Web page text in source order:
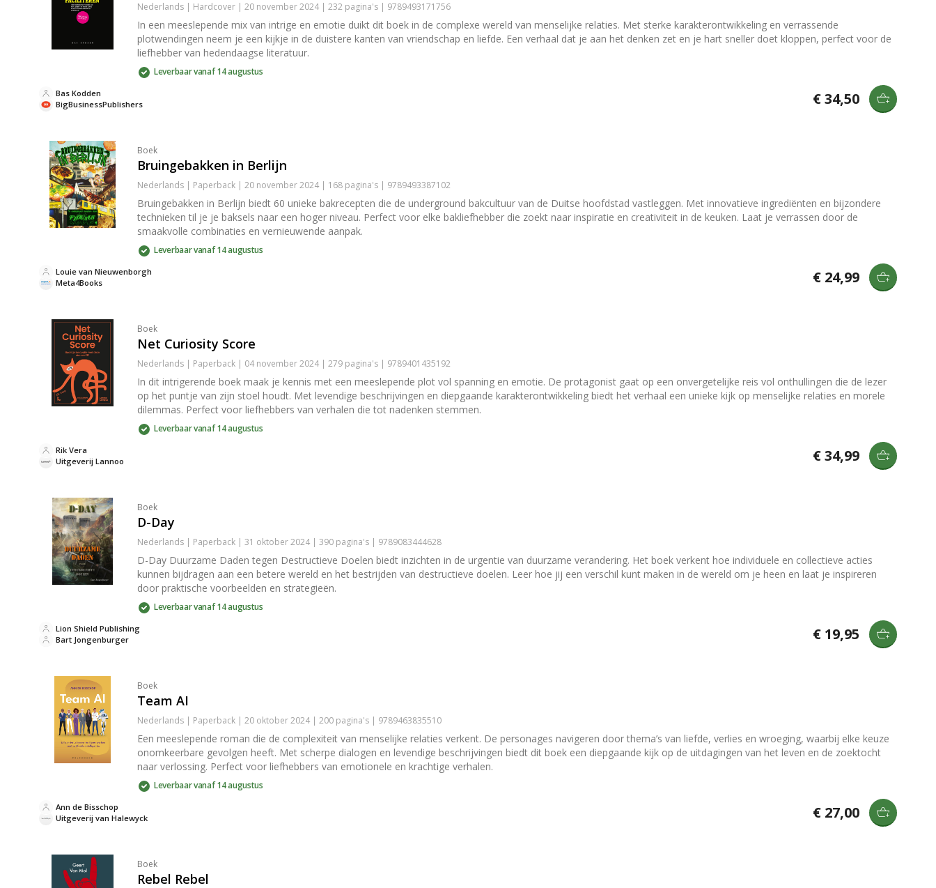
Nederlands | Hardcover | 20 november 2024 | 232 pagina's | 9789493171756
In een meeslepende mix van intrige en emotie duikt dit boek in de complexe wereld van menselijke relaties. Met sterke karakterontwikkeling en verrassende
plotwendingen neem je een kijkje in de duistere kanten van vriendschap en liefde. Een verhaal dat je aan het denken zet en je hart sneller doet kloppen, perfect voor de
liefhebber van hedendaagse literatuur.
Leverbaar vanaf 14 augustus
BigBusinessPublishers
Bas Kodden € 34,50
Boek
Bruingebakken in Berlijn
Nederlands | Paperback | 20 november 2024 | 168 pagina's | 9789493387102
Bruingebakken in Berlijn biedt 60 unieke bakrecepten die de underground bakcultuur van de Duitse hoofdstad vastleggen. Met innovatieve ingrediënten en bijzondere
technieken til je je baksels naar een hoger niveau. Perfect voor elke bakliefhebber die zoekt naar inspiratie en creativiteit in de keuken. Laat je verrassen door de
smaakvolle combinaties en vernieuwende aanpak.
Leverbaar vanaf 14 augustus
Meta4Books
Louie van Nieuwenborgh € 24,99
Boek
Net Curiosity Score
Nederlands | Paperback | 04 november 2024 | 279 pagina's | 9789401435192
In dit intrigerende boek maak je kennis met een meeslepende plot vol spanning en emotie. De protagonist gaat op een onvergetelijke reis vol onthullingen die de lezer
op het puntje van zijn stoel houdt. Met levendige beschrijvingen en diepgaande karakterontwikkeling biedt het verhaal een unieke kijk op menselijke relaties en morele
dilemmas. Perfect voor liefhebbers van verhalen die tot nadenken stemmen.
Leverbaar vanaf 14 augustus
Uitgeverij Lannoo
Rik Vera € 34,99
Boek
D-Day
Nederlands | Paperback | 31 oktober 2024 | 390 pagina's | 9789083444628
D-Day Duurzame Daden tegen Destructieve Doelen biedt inzichten in de urgentie van duurzame verandering. Het boek verkent hoe individuele en collectieve acties
kunnen bijdragen aan een betere wereld en het bestrijden van destructieve doelen. Leer hoe jij een verschil kunt maken in de wereld om je heen en laat je inspireren
door praktische voorbeelden en strategieën.
Leverbaar vanaf 14 augustus
Bart Jongenburger
Lion Shield Publishing € 19,95
Boek
Team AI
Nederlands | Paperback | 20 oktober 2024 | 200 pagina's | 9789463835510
Een meeslepende roman die de complexiteit van menselijke relaties verkent. De personages navigeren door thema’s van liefde, verlies en wroeging, waarbij elke keuze
onomkeerbare gevolgen heeft. Met scherpe dialogen en levendige beschrijvingen biedt dit boek een diepgaande kijk op de uitdagingen van het leven en de zoektocht
naar verlossing. Perfect voor liefhebbers van emotionele en krachtige verhalen.
Leverbaar vanaf 14 augustus
Uitgeverij van Halewyck
Ann de Bisschop € 27,00
Boek
Rebel Rebel